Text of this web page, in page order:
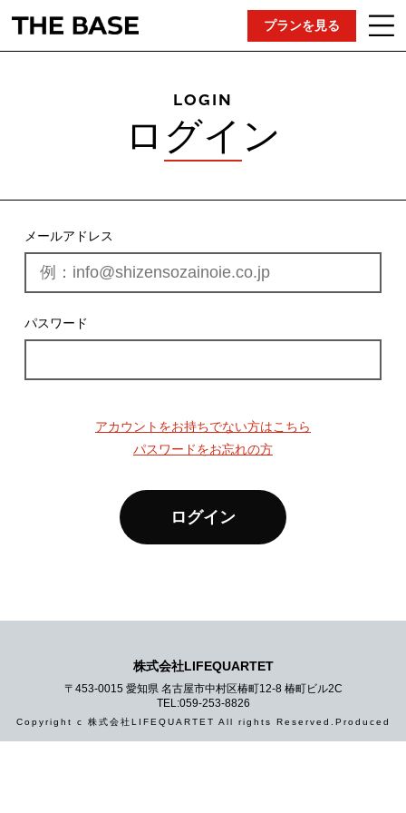
プランを見る
LOGIN
ログイン
メールアドレス
パスワード
アカウントをお持ちでない方はこちら
パスワードをお忘れの方
ログイン
株式会社LIFEQUARTET
〒453-0015 愛知県 名古屋市中村区椿町12-8 椿町ビル2C
TEL:059-253-8826
Copyright c 株式会社LIFEQUARTET All rights Reserved.Produced